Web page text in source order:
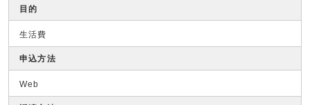
目的
生活費
申込方法
Web